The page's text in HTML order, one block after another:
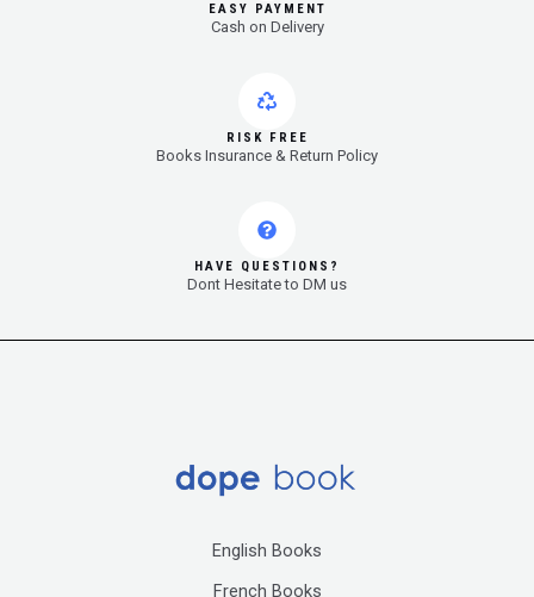
EASY PAYMENT
Cash on Delivery
RISK FREE
Books Insurance & Return Policy
HAVE QUESTIONS?
Dont Hesitate to DM us
English Books
French Books